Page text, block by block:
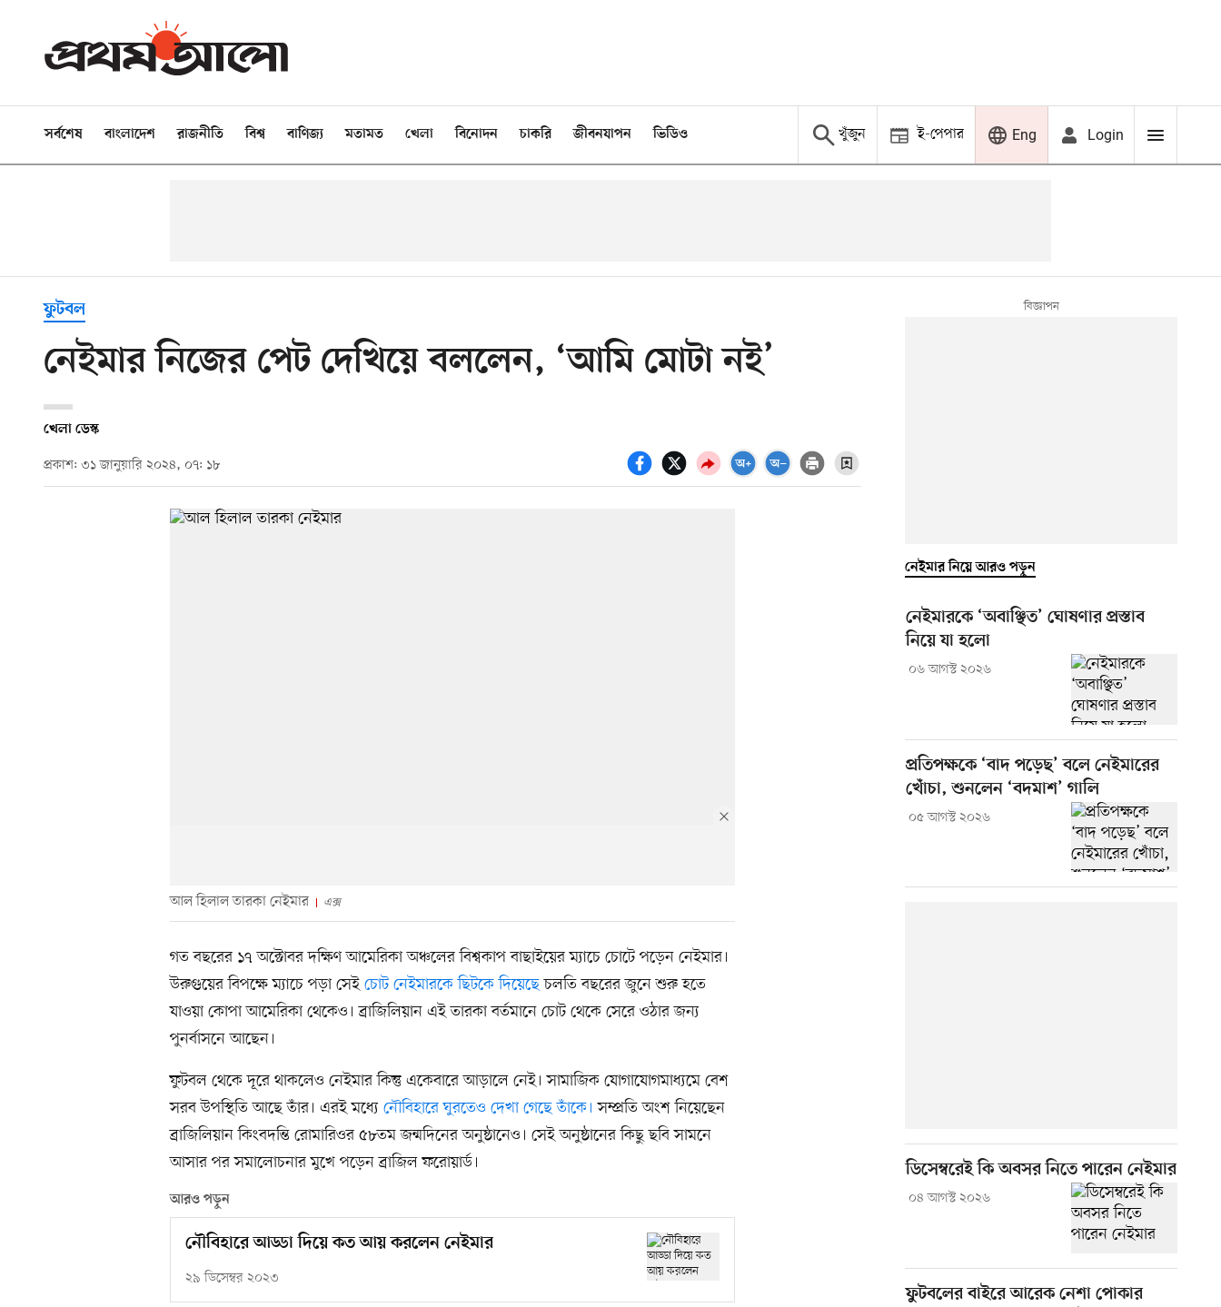
সর্বশেষ বাংলাদেশ রাজনীতি বিশ্ব বাণিজ্য মতামত খেলা বিনোদন চাকরি জীবনযাপন ভিডিও খুঁজুন ই-পেপার Eng Login
ফুটবল
নেইমার নিজের পেট দেখিয়ে বললেন, ‘আমি মোটা নই’
খেলা ডেস্ক
প্রকাশ: ৩১ জানুয়ারি ২০২৪, ০৭: ১৮
আল হিলাল তারকা নেইমার এক্স
গত বছরের ১৭ অক্টোবর দক্ষিণ আমেরিকা অঞ্চলের বিশ্বকাপ বাছাইয়ের ম্যাচে চোটে পড়েন নেইমার।
উরুগুয়ের বিপক্ষে ম্যাচে পড়া সেই চোট নেইমারকে ছিটকে দিয়েছেচলতি বছরের জুনে শুরু হতে
যাওয়া কোপা আমেরিকা থেকেও। ব্রাজিলিয়ান এই তারকা বর্তমানে চোট থেকে সেরে ওঠার জন্য
পুনর্বাসনে আছেন।
ফুটবল থেকে দূরে থাকলেও নেইমার কিন্তু একেবারে আড়ালে নেই। সামাজিক যোগাযোগমাধ্যমে বেশ
সরব উপস্থিতি আছে তাঁর। এরই মধ্যে নৌবিহারে ঘুরতেও দেখা গেছে তাঁকে। সম্প্রতি অংশ নিয়েছেন
ব্রাজিলিয়ান কিংবদন্তি রোমারিওর ৫৮তম জন্মদিনের অনুষ্ঠানেও। সেই অনুষ্ঠানের কিছু ছবি সামনে
আসার পর সমালোচনার মুখে পড়েন ব্রাজিল ফরোয়ার্ড।
আরও পড়ুন
নৌবিহারে আড্ডা দিয়ে কত আয় করলেন নেইমার
২৯ ডিসেম্বর ২০২৩
নেইমার নিয়ে আরও পড়ুন
নেইমারকে ‘অবাঞ্ছিত’ ঘোষণার প্রস্তাব
নিয়ে যা হলো
০৬ আগস্ট ২০২৬
প্রতিপক্ষকে ‘বাদ পড়েছ’ বলে নেইমারের
খোঁচা, শুনলেন ‘বদমাশ’ গালি
০৫ আগস্ট ২০২৬
ডিসেম্বরেই কি অবসর নিতে পারেন নেইমার
০৪ আগস্ট ২০২৬
ফুটবলের বাইরে আরেক নেশা পোকার